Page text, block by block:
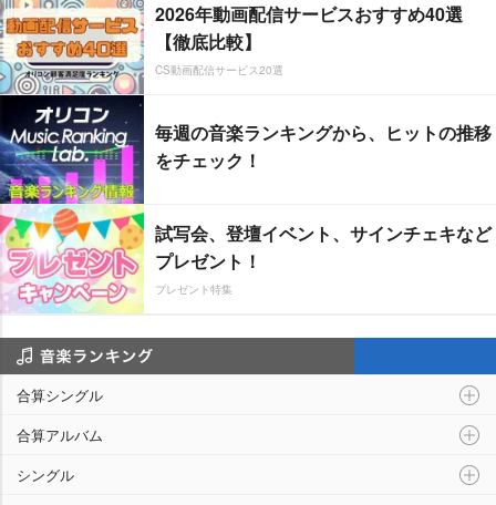
2026年動画配信サービスおすすめ40選
【徹底比較】
CS動画配信サービス20選
毎週の音楽ランキングから、ヒットの推移
をチェック！
試写会、登壇イベント、サインチェキなど
プレゼント！
プレゼント特集
合算シングル
合算アルバム
シングル